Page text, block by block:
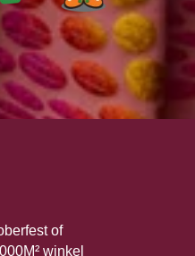
of
winkel